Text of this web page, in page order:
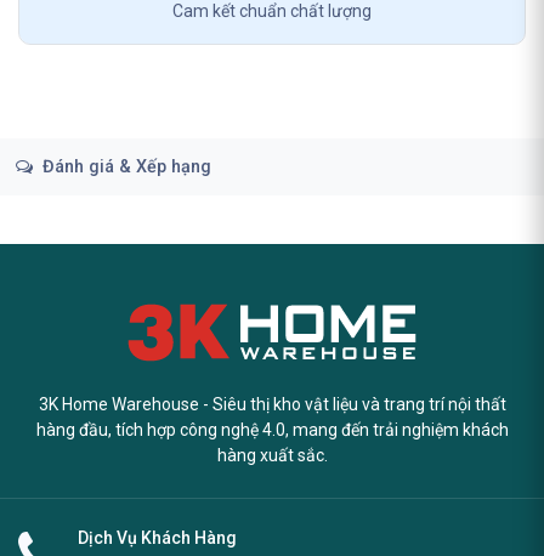
Cam kết chuẩn chất lượng
Đánh giá & Xếp hạng
3K Home Warehouse - Siêu thị kho vật liệu và trang trí nội thất
hàng đầu, tích hợp công nghệ 4.0, mang đến trải nghiệm khách
hàng xuất sắc.
Dịch Vụ Khách Hàng